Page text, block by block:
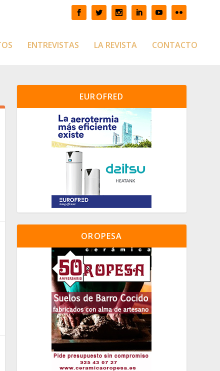
ENTREVISTAS LA REVISTA CONTACTO
EUROFRED
OROPESA